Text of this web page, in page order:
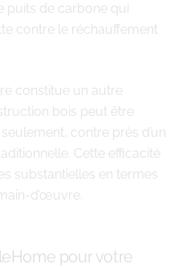
puits de carbone qui
contre le réchauffement
constitue un autre
bois peut être
contre près d’un
Cette efficacité
substantielles en termes
d’œuvre.
pour votre